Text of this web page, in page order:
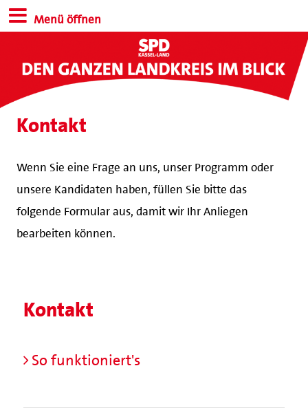
Menü öffnen
Kontakt
Wenn Sie eine Frage an uns, unser Programm oder
unsere Kandidaten haben, füllen Sie bitte das
folgende Formular aus, damit wir Ihr Anliegen
bearbeiten können.
Kontakt
So funktioniert's